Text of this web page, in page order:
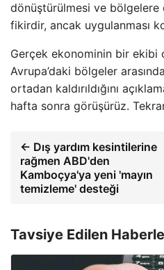
dönüştürülmesi ve bölgelere
fikirdir, ancak uygulanması
Gerçek ekonominin bir ekibi
Avrupa’daki bölgeler
ortadan kaldırıldığını
hafta sonra görüşürüz.
← Dış yardım kesintilerine
rağmen ABD'den
Kamboçya'ya yeni 'mayın
temizleme' desteği
Tavsiye Edilen